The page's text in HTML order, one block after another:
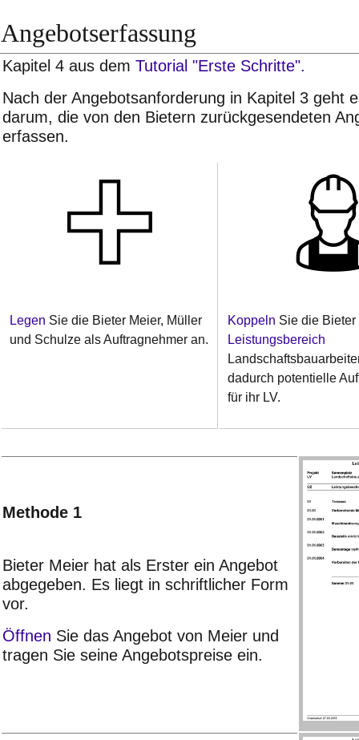
Angebotserfassung
Kapitel 4 aus dem Tutorial "Erste Schritte".
Nach der Angebotsanforderung in Kapitel 3 geht
darum, die von den Bietern zurückgesendeten
erfassen.
Legen Sie die Bieter Meier, Müller
und Schulze als Auftragnehmer an.
Koppeln Sie die Bieter
Leistungsbereich
dadurch potentielle
für ihr LV.
Methode 1
Bieter Meier hat als Erster ein Angebot
abgegeben. Es liegt in schriftlicher Form
vor.
Öffnen Sie das Angebot von Meier und
tragen Sie seine Angebotspreise ein.